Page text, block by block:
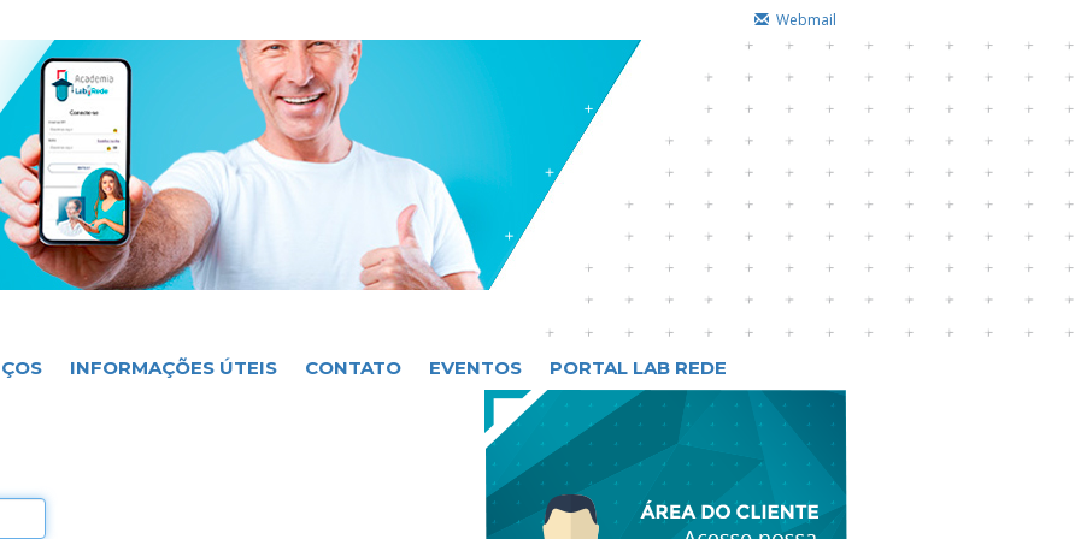
Webmail
INFORMAÇÕES ÚTEIS CONTATO EVENTOS PORTAL LAB REDE